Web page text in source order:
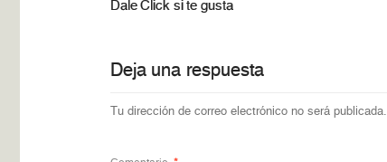
Dale Click si te gusta
Deja una respuesta
Tu dirección de correo electrónico no será publicada.